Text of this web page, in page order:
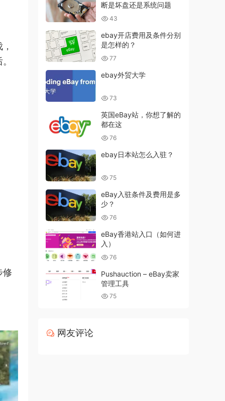
修
断是坏盘还是系统问题
43
ebay开店费用及条件分别
是怎样的？
77
ebay外贸大学
73
英国eBay站，你想了解的
都在这
76
ebay日本站怎么入驻？
75
eBay入驻条件及费用是多
少？
76
eBay香港站入口（如何进
入）
76
Pushauction – eBay卖家
管理工具
75
网友评论